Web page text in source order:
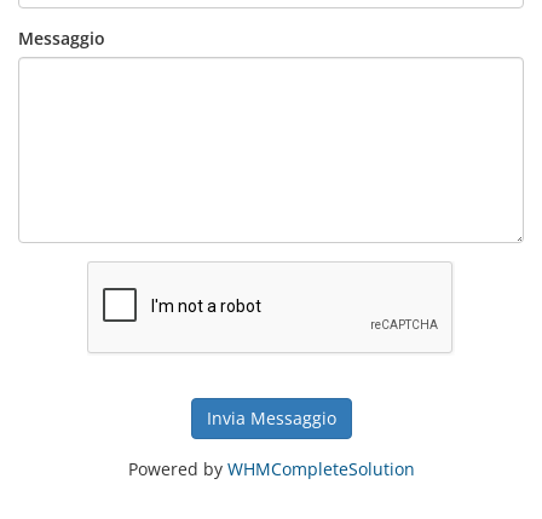
Messaggio
Invia Messaggio
Powered by WHMCompleteSolution